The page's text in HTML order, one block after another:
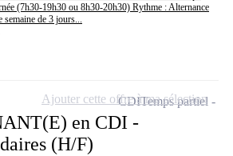
(7h30-19h30 ou 8h30-20h30) Rythme : Alternance
de 3 jours...
en CDI -
(H/F)
CDITemps partiel
Ajouter cette offre à ma sélection